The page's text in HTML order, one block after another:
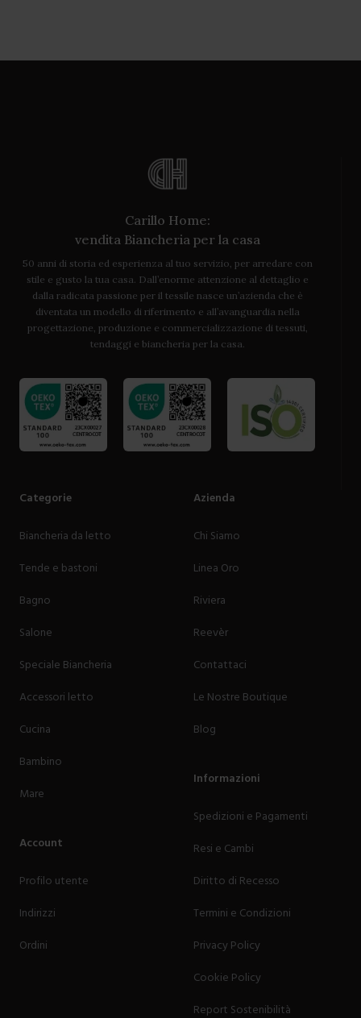
Carillo Home:
vendita Biancheria per la casa
50 anni di storia ed esperienza al tuo servizio, per arredare con
stile e gusto la tua casa. Dall’enorme attenzione al dettaglio e
dalla radicata passione per il tessile nasce un’azienda che è
diventata un modello di riferimento e all’avanguardia nella
progettazione, produzione e commercializzazione di tessuti,
tendaggi e biancheria per la casa.
Categorie
Biancheria da letto
Tende e bastoni
Bagno
Salone
Speciale Biancheria
Accessori letto
Cucina
Bambino
Mare
Account
Profilo utente
Indirizzi
Ordini
Azienda
Chi Siamo
Linea Oro
Riviera
Reevèr
Contattaci
Le Nostre Boutique
Blog
Informazioni
Spedizioni e Pagamenti
Resi e Cambi
Diritto di Recesso
Termini e Condizioni
Privacy Policy
Cookie Policy
Report Sostenibilità